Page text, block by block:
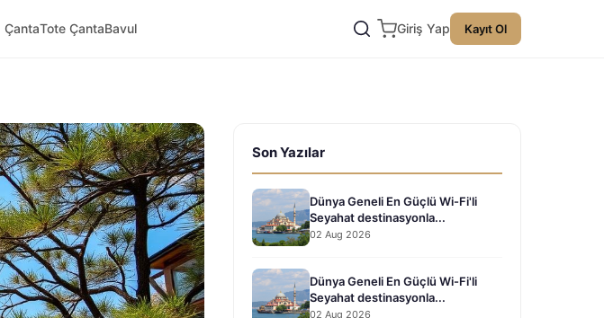
ÇantaTote ÇantaBavul Giriş Yap Kayıt Ol
Son Yazılar
Dünya Geneli En Güçlü Wi-Fi'li
Seyahat destinasyonla...
02 Aug 2026
Dünya Geneli En Güçlü Wi-Fi'li
Seyahat destinasyonla...
02 Aug 2026